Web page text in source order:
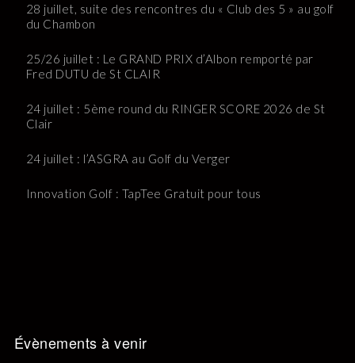
28 juillet, suite des rencontres du « Club des 5 » au golf
du Chambon
25/26 juillet : Le GRAND PRIX d’Albon remporté par
Fred DUTU de St CLAIR
24 juillet : 5ème round du RINGER SCORE 2026 de St
Clair
24 juillet : l’ASGRA au Golf du Verger
Innovation Golf : TapTee Gratuit pour tous
Évènements à venir